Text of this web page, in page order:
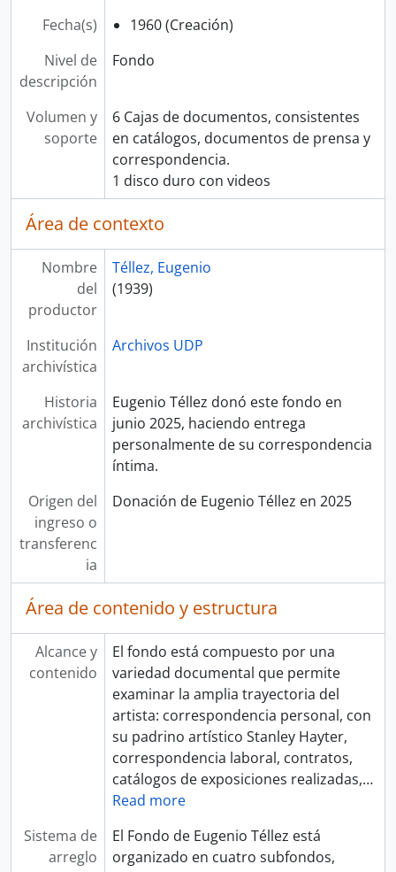
Fecha(s)
1960 (Creación)
Nivel de
descripción
Fondo
Volumen y
soporte
6 Cajas de documentos, consistentes
en catálogos, documentos de prensa y
correspondencia.
1 disco duro con videos
Área de contexto
Nombre
del
productor
Téllez, Eugenio
(1939)
Institución
archivística
Archivos UDP
Historia
archivística
Eugenio Téllez donó este fondo en
junio 2025, haciendo entrega
personalmente de su correspondencia
íntima.
Origen del
ingreso o
transferenc
ia
Donación de Eugenio Téllez en 2025
Área de contenido y estructura
Alcance y
contenido
El fondo está compuesto por una
variedad documental que permite
examinar la amplia trayectoria del
artista: correspondencia personal, con
su padrino artístico Stanley Hayter,
correspondencia laboral, contratos,
catálogos de exposiciones realizadas,…
Read more
Sistema de
arreglo
El Fondo de Eugenio Téllez está
organizado en cuatro subfondos,